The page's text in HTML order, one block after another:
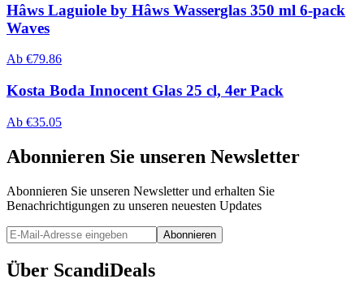
Hâws Laguiole by Hâws Wasserglas 350 ml 6-pack
Waves
Ab €79.86
Kosta Boda Innocent Glas 25 cl, 4er Pack
Ab €35.05
Abonnieren Sie unseren Newsletter
Abonnieren Sie unseren Newsletter und erhalten Sie
Benachrichtigungen zu unseren neuesten Updates
Abonnieren
Über ScandiDeals